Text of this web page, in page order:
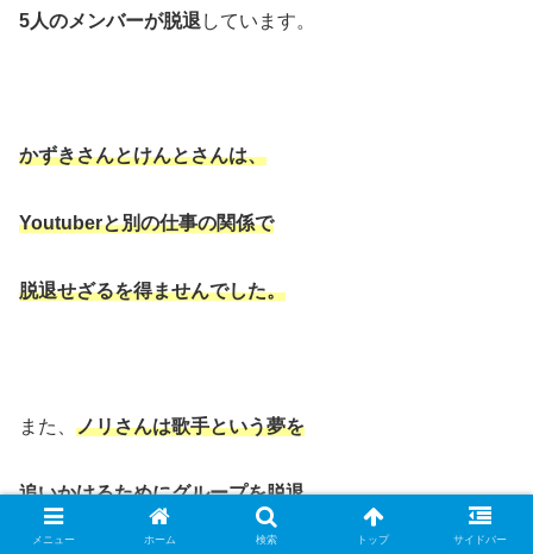
5人のメンバーが脱退 しています。
かずきさんとけんとさんは、
Youtuberと別の仕事の関係で
脱退せざるを得ませんでした。
また、 ノリさんは歌手という夢を
追いかけるためにグループを脱退
メニュー ホーム 検索 トップ サイドバー